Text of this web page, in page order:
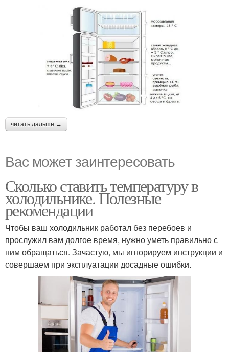
читать дальше →
Вас может заинтересовать
Сколько ставить температуру в
холодильнике. Полезные
рекомендации
Чтобы ваш холодильник работал без перебоев и
прослужил вам долгое время, нужно уметь правильно с
ним обращаться. Зачастую, мы игнорируем инструкции и
совершаем при эксплуатации досадные ошибки.